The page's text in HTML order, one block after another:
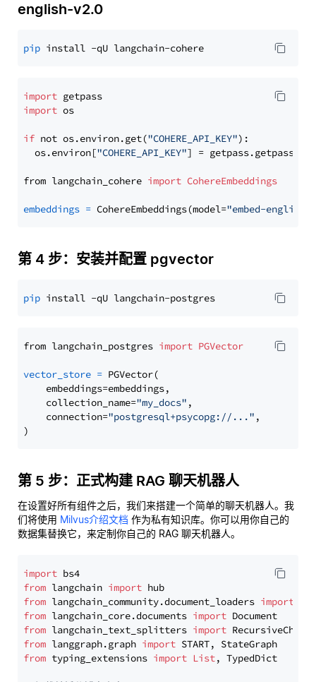
english-v2.0
pip
import
import os
if not os.environ.get("COHERE_API_KEY"):
  os.environ[
"COHERE_API_KEY"] = getpass.getpass(
from langchain_cohere import CohereEmbeddings
embeddings = CohereEmbeddings(model="embed-english-
第 4 步：安装并配置 pgvector
pip
from langchain_postgres import PGVector
vector_store = PGVector(
    embeddings=embeddings,
    collection_name=
"my_docs" ,
    connection=
"postgresql+psycopg://..." ,
第 5 步：正式构建 RAG 聊天机器人
在设置好所有组件之后，我们来搭建一个简单的聊天机器人。我
们将使用 Milvus介绍文档 作为私有知识库。你可以用你自己的
数据集替换它，来定制你自己的 RAG 聊天机器人。
import
from langchain import
from langchain_community.document_loaders import
from langchain_core.documents import
from langchain_text_splitters import
from langgraph.graph import
from typing_extensions import List, TypedDict